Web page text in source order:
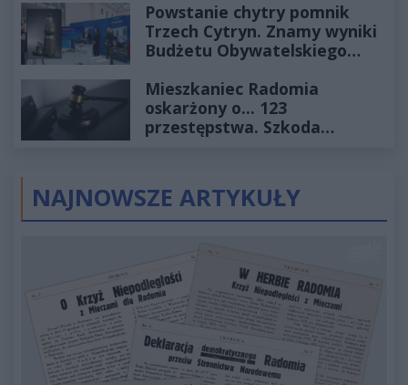
Powstanie chytry pomnik
Trzech Cytryn. Znamy wyniki
Budżetu Obywatelskiego
Mieszkaniec Radomia
oskarżony o... 123
przestępstwa. Szkoda
NAJNOWSZE ARTYKUŁY